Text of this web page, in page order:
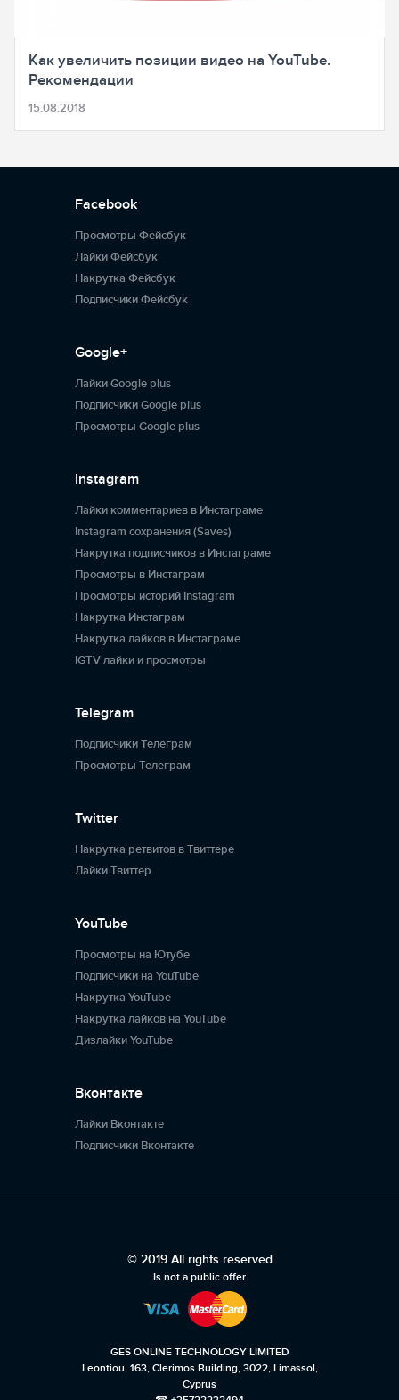
Как увеличить позиции видео на YouTube.
Рекомендации
15.08.2018
Facebook
Просмотры Фейсбук
Лайки Фейсбук
Накрутка Фейсбук
Подписчики Фейсбук
Google+
Лайки Google plus
Подписчики Google plus
Просмотры Google plus
Instagram
Лайки комментариев в Инстаграме
Instagram сохранения (Saves)
Накрутка подписчиков в Инстаграме
Просмотры в Инстаграм
Просмотры историй Instagram
Накрутка Инстаграм
Накрутка лайков в Инстаграме
IGTV лайки и просмотры
Telegram
Подписчики Телеграм
Просмотры Телеграм
Twitter
Накрутка ретвитов в Твиттере
Лайки Твиттер
YouTube
Просмотры на Ютубе
Подписчики на YouTube
Накрутка YouTube
Накрутка лайков на YouTube
Дизлайки YouTube
Вконтакте
Лайки Вконтакте
Подписчики Вконтакте
© 2019 All rights reserved
Is not a public offer
GES ONLINE TECHNOLOGY LIMITED
Leontiou, 163, Clerimos Building, 3022, Limassol,
Cyprus